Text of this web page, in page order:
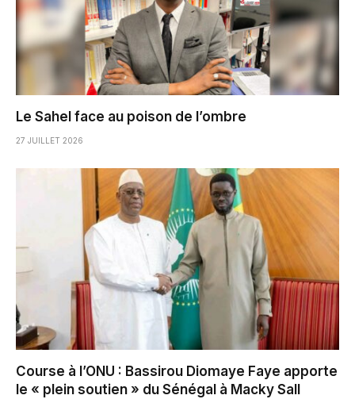
Le Sahel face au poison de l’ombre
27 JUILLET 2026
Course à l’ONU : Bassirou Diomaye Faye apporte
le « plein soutien » du Sénégal à Macky Sall